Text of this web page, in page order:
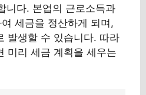
니다. 본업의 근로소득과
세금을 정산하게 되며,
발생할 수 있습니다. 따라
미리 세금 계획을 세우는